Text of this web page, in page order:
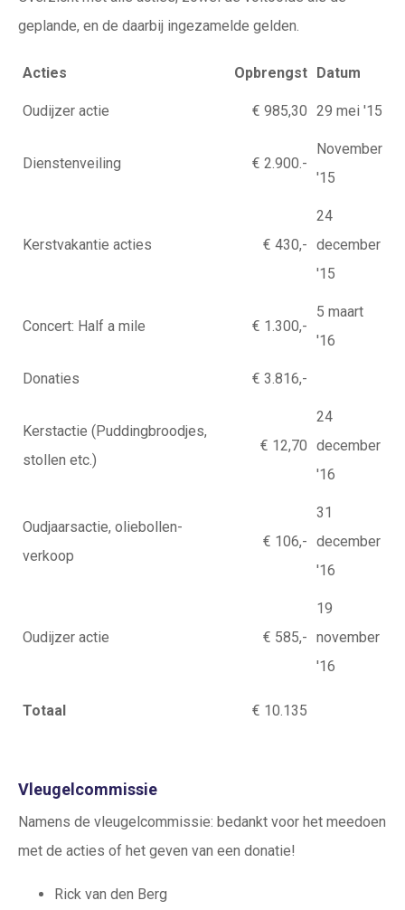
geplande, en de daarbij ingezamelde gelden.
Acties Opbrengst Datum
Oudijzer actie € 985,30 29 mei '15
Dienstenveiling € 2.900.-
November
'15
Kerstvakantie acties € 430,-
24
december
'15
Concert: Half a mile € 1.300,-
5 maart
'16
Donaties € 3.816,-
Kerstactie (Puddingbroodjes,
stollen etc.)
€ 12,70
24
december
'16
Oudjaarsactie, oliebollen-
verkoop
€ 106,-
31
december
'16
Oudijzer actie € 585,-
19
november
'16
Totaal € 10.135
Vleugelcommissie
Namens de vleugelcommissie: bedankt voor het meedoen
met de acties of het geven van een donatie!
Rick van den Berg